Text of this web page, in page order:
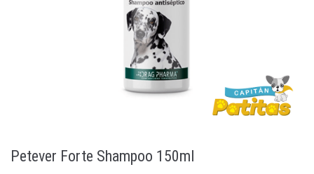
Petever Forte Shampoo 150ml